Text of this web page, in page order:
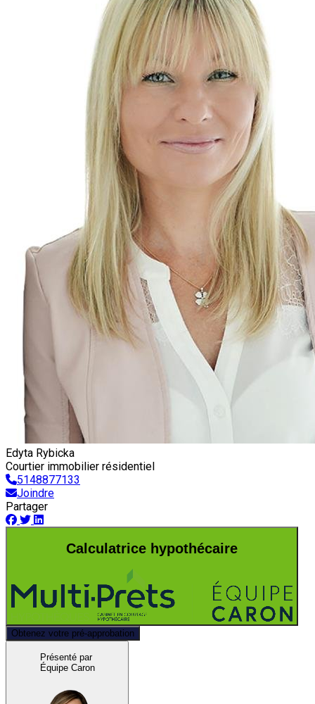
Edyta Rybicka
Courtier immobilier résidentiel
5148877133
Joindre
Partager
Calculatrice hypothécaire
Obtenez votre pré-approbation
Présenté par
Équipe Caron